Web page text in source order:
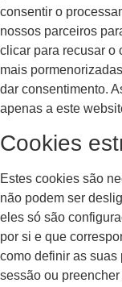
consentir o
nossos parceiros
clicar para recusar o
mais
dar consentimento.
apenas a este
Cookies
Estes cookies são
não podem ser
eles só são
por si e que
como definir as
sessão ou